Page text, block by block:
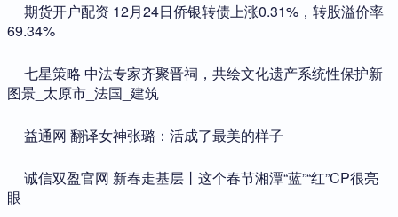
​期货开户配资 12月24日侨银转债上涨0.31%，转股溢价率
69.34%
​七星策略 中法专家齐聚晋祠，共绘文化遗产系统性保护新
图景_太原市_法国_建筑
​益通网 翻译女神张璐：活成了最美的样子
​诚信双盈官网 新春走基层丨这个春节湘潭“蓝”“红”CP很亮
眼